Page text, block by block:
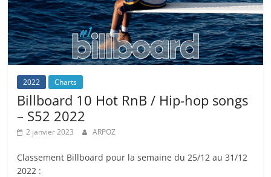
2022 Charts
Billboard 10 Hot RnB / Hip-hop songs
– S52 2022
2 janvier 2023 ARPOZ
Classement Billboard pour la semaine du 25/12 au 31/12
2022 :